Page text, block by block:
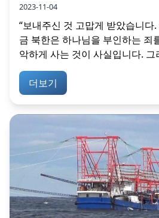
2023-11-04
“보내주신 것 고맙게 받았습니다
금 북한은 하나님을 부인하는 죄
악하게 사는 것이 사실입니다. 그
더보기